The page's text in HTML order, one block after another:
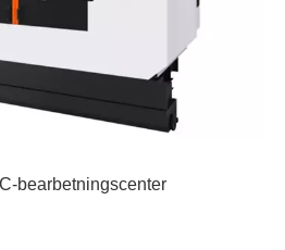
bearbetningscenter